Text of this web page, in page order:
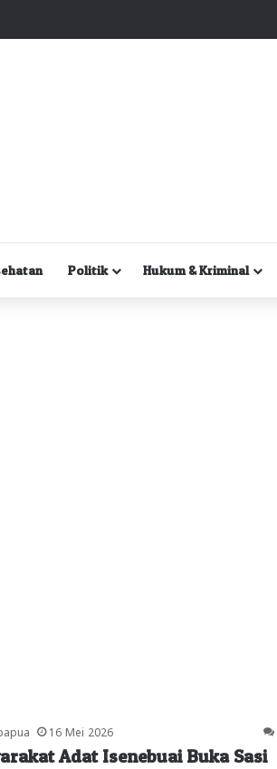
Politik Hukum & Kriminal
16 Mei 2026
Adat Isenebuai Buka Sasi